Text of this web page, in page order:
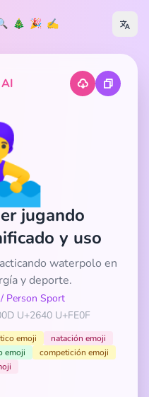
🎄 🎉 ✍️
jugando
y uso
waterpolo en
y deporte.
/ Person Sport
U+2640 U+FE0F
emoji
natación emoji
emoji
competición emoji